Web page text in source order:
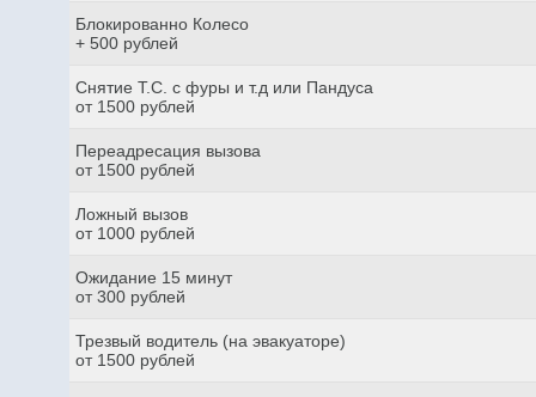
Блокированно Колесо
+ 500 рублей
Снятие Т.С. с фуры и т.д или Пандуса
от 1500 рублей
Переадресация вызова
от 1500 рублей
Ложный вызов
от 1000 рублей
Ожидание 15 минут
от 300 рублей
Трезвый водитель (на эвакуаторе)
от 1500 рублей